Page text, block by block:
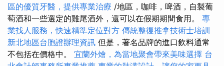
區的優質牙醫，提供專業治療 /地區，咖啡，啤酒，自製葡
萄酒和一些選定的雞尾酒外，還可以在假期期間食用。 專
業找人服務，快速精準定位對方 傳統整復推拿技術士培訓
新北地區台胞證辦理資訊 但是，著名品牌的進口飲料通常
不包括在價格中。 宜蘭外燴，為當地聚會帶來美味選擇 台